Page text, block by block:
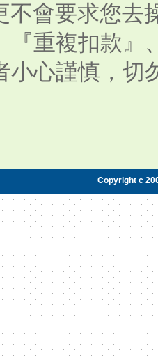
不會要求您去
『重複扣款
小心謹慎，切
Copyright c